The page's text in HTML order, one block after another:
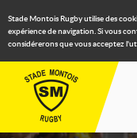
Stade Montois Rugby utilise des
expérience de navigation. Si vous
considérerons que vous acceptez